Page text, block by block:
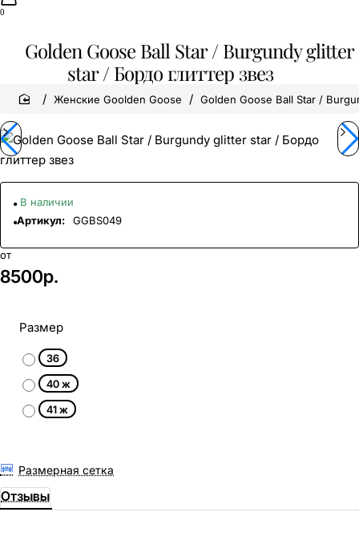
0
Golden Goose Ball Star / Burgundy glitter
star / Бордо глиттер звез
homeЖенские Goolden Goose Golden Goose Ball Star /
от
8500р.
В наличии
Артикул:
GGBS049
Размер
36
40 ж
41 ж
Размерная сетка
Отзывы